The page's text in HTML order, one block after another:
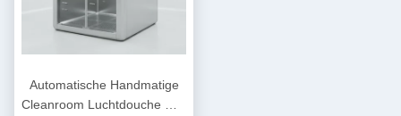
Automatische Handmatige
Cleanroom Luchtdouche met